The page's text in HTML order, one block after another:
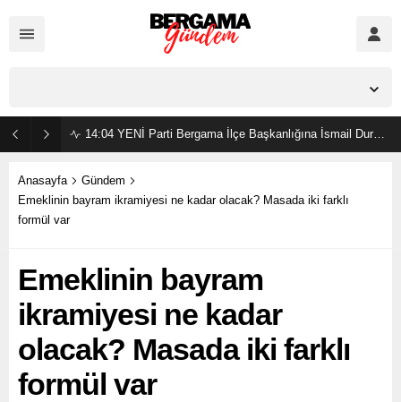
14:04 YENİ Parti Bergama İlçe Başkanlığına İsmail Durmaz görevlendirildi
Anasayfa
Gündem
Emeklinin bayram ikramiyesi ne kadar olacak? Masada iki farklı
formül var
Emeklinin bayram
ikramiyesi ne kadar
olacak? Masada iki farklı
formül var